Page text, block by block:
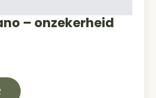
– onzekerheid